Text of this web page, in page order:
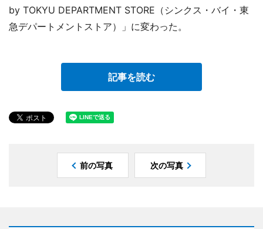
by TOKYU DEPARTMENT STORE（シンクス・バイ・東
急デパートメントストア）」に変わった。
記事を読む
前の写真 次の写真